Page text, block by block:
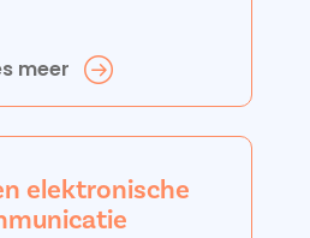
meer
elektronische